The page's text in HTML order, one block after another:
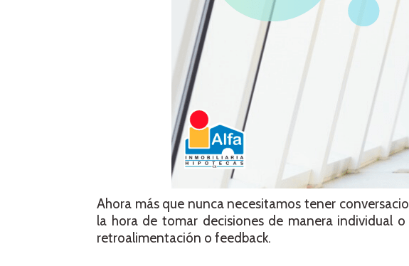
Ahora más que nunca necesitamos tener
la hora de tomar decisiones de manera individual
retroalimentación o feedback.